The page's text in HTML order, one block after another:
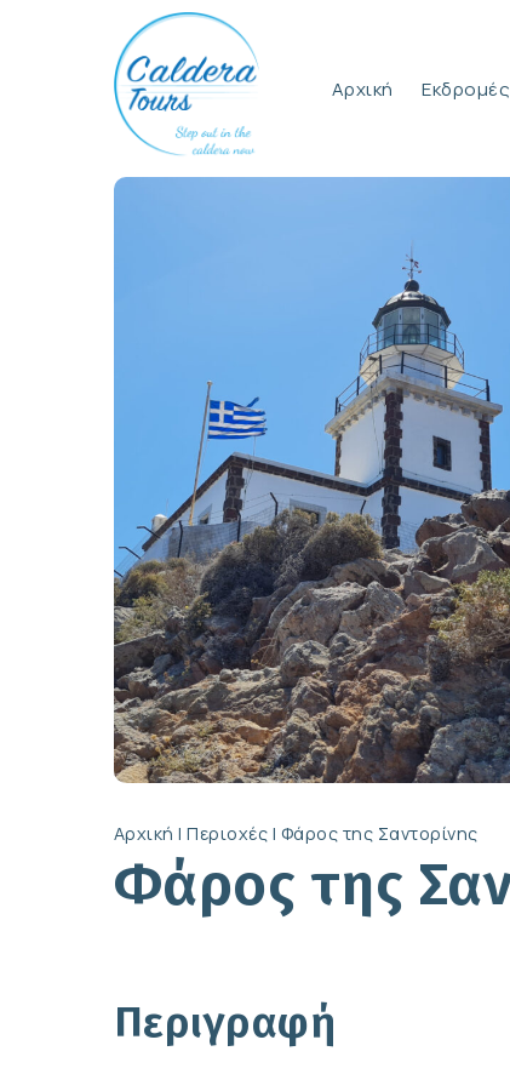
Αρχική Εκδρoμές
Αρχική |Περιοχές | Φάρος της Σαντορίνης
Φάρος της
Περιγραφή